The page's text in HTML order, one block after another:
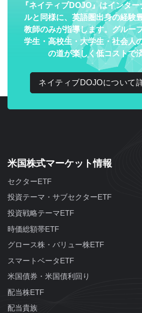
『ネイティブDOJO』はインタ
ルと同様に、英語圏出身の経験
教師のみが指導します。グルー
学生・高校生・大学生・社会人
の道が楽しく低コストで
ネイティブDOJOについて
米国株式マーケット情報
セクターETF
投資テーマ・サブセクターETF
投資戦略テーマETF
時価総額帯ETF
グロース株・バリュー株ETF
スマートベータETF
米国債券・米国債利回り
配当株ETF
配当貴族